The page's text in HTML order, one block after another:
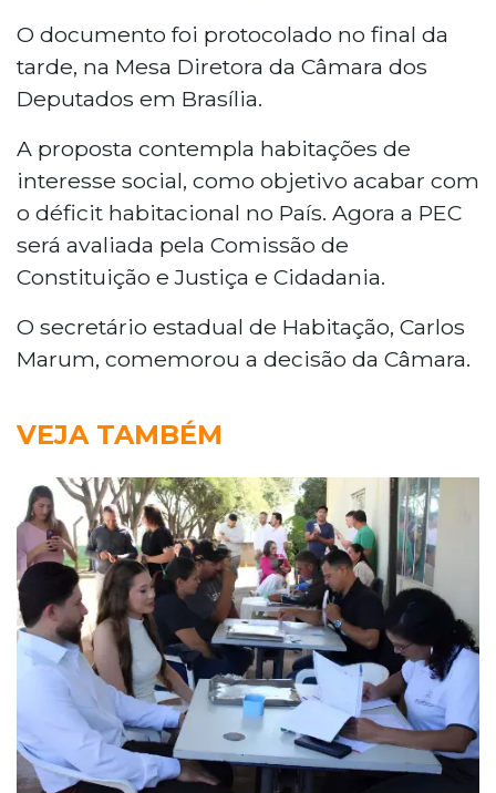
O documento foi protocolado no final da
tarde, na Mesa Diretora da Câmara dos
Deputados em Brasília.
A proposta contempla habitações de
interesse social, como objetivo acabar com
o déficit habitacional no País. Agora a PEC
será avaliada pela Comissão de
Constituição e Justiça e Cidadania.
O secretário estadual de Habitação, Carlos
Marum, comemorou a decisão da Câmara.
VEJA TAMBÉM